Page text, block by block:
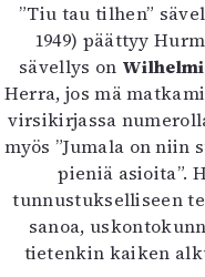
”Tiu tau tilhen”
1949) päättyy
sävellys on
Herra, jos mä
virsikirjassa
myös ”Jumala on niin
pieniä asioita”.
tunnustukselliseen
sanoa,
tietenkin kaiken